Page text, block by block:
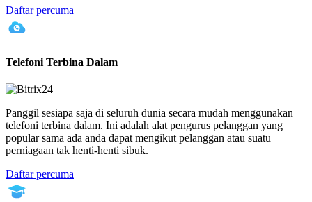
Daftar percuma
Telefoni Terbina Dalam
Panggil sesiapa saja di seluruh dunia secara mudah menggunakan
telefoni terbina dalam. Ini adalah alat pengurus pelanggan yang
popular sama ada anda dapat mengikut pelanggan atau suatu
perniagaan tak henti-henti sibuk.
Daftar percuma